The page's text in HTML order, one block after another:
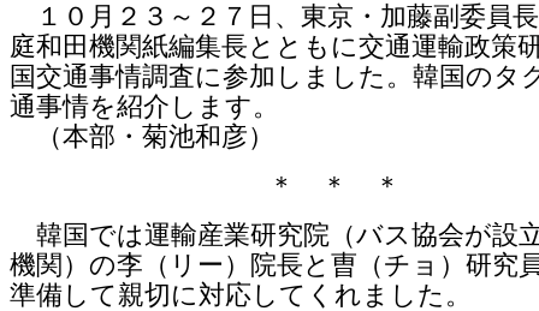
１０月２３～２７日、東京・加藤副委員
庭和田機関紙編集長とともに交通運輸政策
国交通事情調査に参加しました。韓国のタ
通事情を紹介します。
（本部・菊池和彦）
＊ ＊ ＊
韓国では運輸産業研究院（バス協会が設
機関）の李（リー）院長と曺（チョ）研究
準備して親切に対応してくれました。